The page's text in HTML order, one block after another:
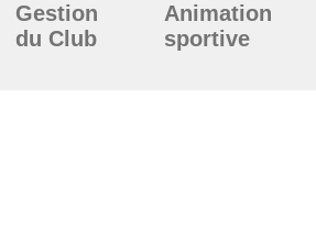
Gestion
du Club
Animation
sportive